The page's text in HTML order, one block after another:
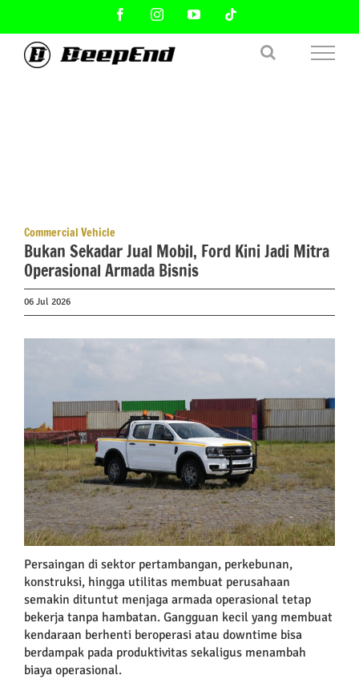
content
FacebookInstagramYouTube
Commercial Vehicle
Bukan Sekadar Jual Mobil, Ford Kini Jadi Mitra
Operasional Armada Bisnis
06 Jul 2026
Persaingan di sektor pertambangan, perkebunan,
konstruksi, hingga utilitas membuat perusahaan
semakin dituntut menjaga armada operasional tetap
bekerja tanpa hambatan. Gangguan kecil yang membuat
kendaraan berhenti beroperasi atau downtime bisa
berdampak pada produktivitas sekaligus menambah
biaya operasional.